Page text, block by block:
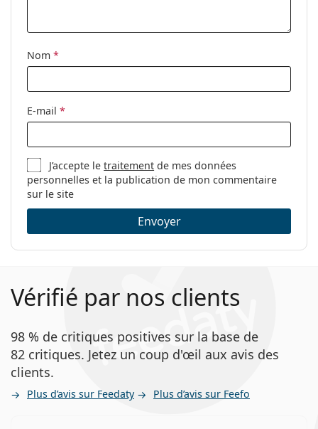
Autres
Sexe:
Marque:
Nom *
E-mail *
J’accepte letraitement de mes données
personnelles et la publication de mon commentaire
sur le site
Envoyer
Vérifié par nos clients
98 % de critiques positives sur la base de
82 critiques. Jetez un coup d'œil aux avis des
clients.
Plus d’avis sur Feedaty Plus d’avis sur Feefo